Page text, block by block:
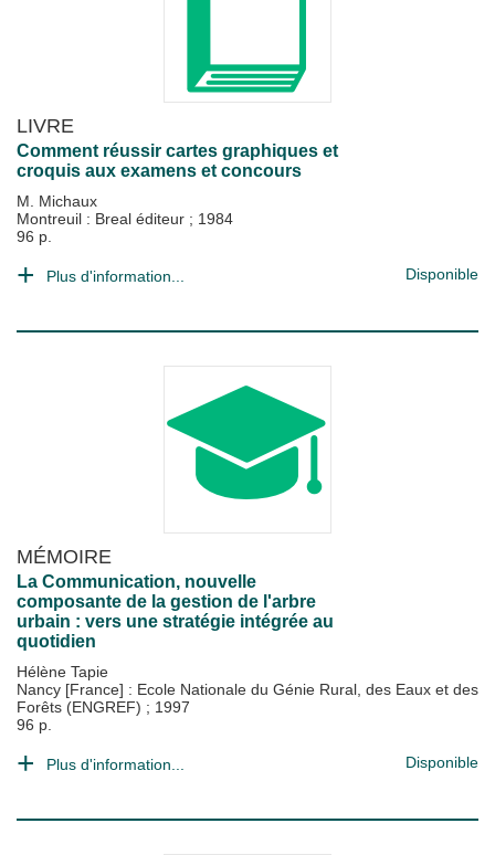
LIVRE
Comment réussir cartes graphiques et
croquis aux examens et concours
M. Michaux
Montreuil : Breal éditeur ; 1984
96 p.
Plus d'information... Disponible
MÉMOIRE
La Communication, nouvelle
composante de la gestion de l'arbre
urbain : vers une stratégie intégrée au
quotidien
Hélène Tapie
Nancy [France] : Ecole Nationale du Génie Rural, des Eaux et des
Forêts (ENGREF) ; 1997
96 p.
Plus d'information... Disponible